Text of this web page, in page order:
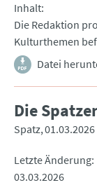
Inhalt
Die Redaktion
Kulturthemen
Datei
Die
Spatz 01.03.2026
Letzte Änderung
03.03.2026